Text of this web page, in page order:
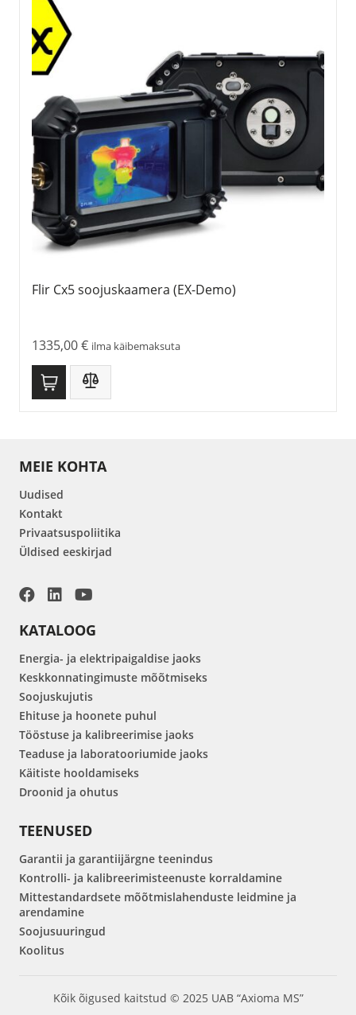
Flir Cx5 soojuskaamera (EX-Demo)
1335,00€ ilma käibemaksuta
MEIE KOHTA
Uudised
Kontakt
Privaatsuspoliitika
Üldised eeskirjad
KATALOOG
Energia- ja elektripaigaldise jaoks
Keskkonnatingimuste mõõtmiseks
Soojuskujutis
Ehituse ja hoonete puhul
Tööstuse ja kalibreerimise jaoks
Teaduse ja laboratooriumide jaoks
Käitiste hooldamiseks
Droonid ja ohutus
TEENUSED
Garantii ja garantiijärgne teenindus
Kontrolli- ja kalibreerimisteenuste korraldamine
Mittestandardsete mõõtmislahenduste leidmine ja
arendamine
Soojusuuringud
Koolitus
Kõik õigused kaitstud © 2025 UAB “Axioma MS”